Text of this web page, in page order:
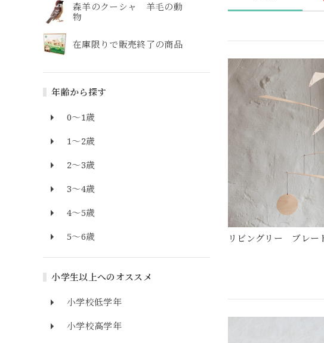
森羊のクーシャ 羊毛の動
物
在庫限りで販売終了の商品
年齢から探す
0～1歳
1～2歳
2～3歳
3～4歳
4～5歳
5～6歳
小学生以上へのオススメ
小学校低学年
小学校高学年
リビングリー ブレー